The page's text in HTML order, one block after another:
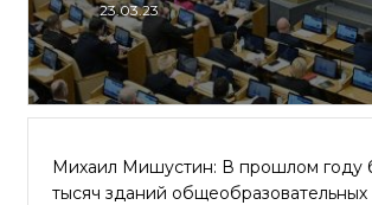
23.03.23
Михаил Мишустин: В прошлом году
тысяч зданий общеобразовательных